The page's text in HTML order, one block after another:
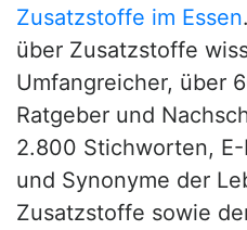
Zusatzstoffe im Essen
über Zusatzstoffe
Umfangreicher, über
Ratgeber und
2.800 Stichworten,
und Synonyme der
Zusatzstoffe sowie